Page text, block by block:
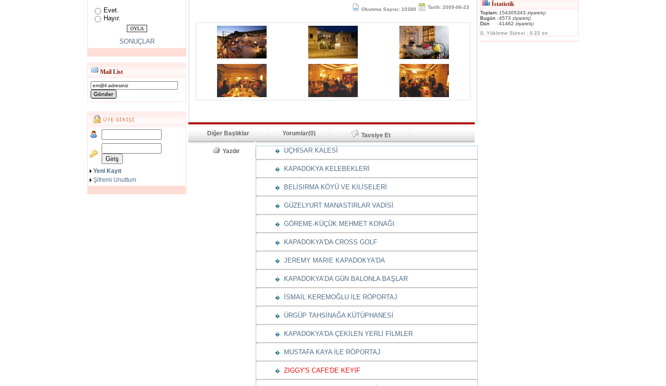
Evet.
Hayır.
SONUÇLAR
Mail List
Yeni Kayıt
Şifremi Unuttum
Okunma Sayısı: 10380 Tarih: 2009-06-23
Diğer Başlıklar Yorumlar(0) Tavsiye Et
Yazdır � UÇHİSAR KALESİ
� KAPADOKYA KELEBEKLERİ
� BELİSIRMA KÖYÜ VE KİLİSELERİ
� GÜZELYURT MANASTIRLAR VADİSİ
� GÖREME-KÜÇÜK MEHMET KONAĞI
� KAPADOKYA'DA CROSS GOLF
� JEREMY MARIE KAPADOKYA'DA
� KAPADOKYA’DA GÜN BALONLA BAŞLAR
� İSMAİL KEREMOĞLU İLE RÖPORTAJ
� ÜRGÜP TAHSİNAĞA KÜTÜPHANESİ
� KAPADOKYA'DA ÇEKİLEN YERLİ FİLMLER
� MUSTAFA KAYA İLE RÖPORTAJ
� ZIGGY'S CAFE'DE KEYİF
İstatistik
Toplam: 154305343 ziyaretçi
Bugün :4573 ziyaretçi
Dün
:41462 ziyaretçi
S. Yükleme Süresi : 0.22 sn